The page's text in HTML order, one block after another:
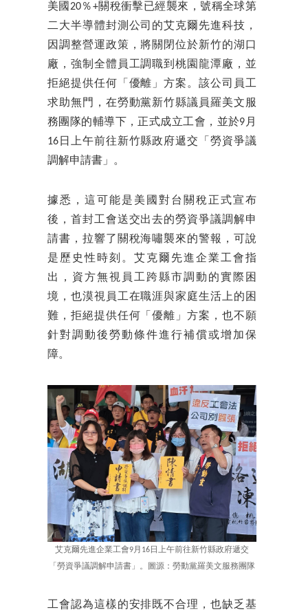
美國20％+關稅衝擊已經襲來，號稱全球第
二大半導體封測公司的艾克爾先進科技，
因調整營運政策，將關閉位於新竹的湖口
廠，強制全體員工調職到桃園龍潭廠，並
拒絕提供任何「優離」方案。該公司員工
求助無門，在勞動黨新竹縣議員羅美文服
務團隊的輔導下，正式成立工會，並於9月
16日上午前往新竹縣政府遞交「勞資爭議
調解申請書」。
據悉，這可能是美國對台關稅正式宣布
後，首封工會送交出去的勞資爭議調解申
請書，拉響了關稅海嘯襲來的警報，可說
是歷史性時刻。艾克爾先進企業工會指
出，資方無視員工跨縣市調動的實際困
境，也漠視員工在職涯與家庭生活上的困
難，拒絕提供任何「優離」方案，也不願
針對調動後勞動條件進行補償或增加保
障。
艾克爾先進企業工會9月16日上午前往新竹縣政府遞交
「勞資爭議調解申請書」。圖源：勞動黨羅美文服務團隊
工會認為這樣的安排既不合理，也缺乏基